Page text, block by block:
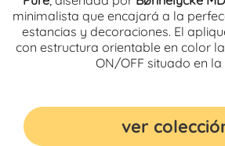
minimalista que encajará a la
estancias y decoraciones. El
con estructura orientable en color
ON/OFF situado en la
ver